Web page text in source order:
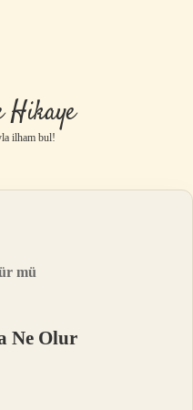
Hikaye
ilham bul!
mü
Ne Olur